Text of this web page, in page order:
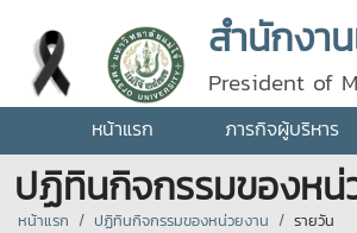
สำนักงา
President of
หน้าแรก ภารกิจผู้บริหาร
ปฏิทินกิจกรรมของหน่
หน้าแรก ปฏิทินกิจกรรมของหน่วยงาน รายวัน